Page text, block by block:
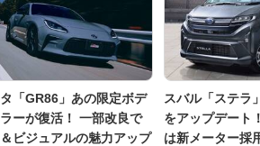
タ「GR86」あの限定ボデ
ーが復活！ 一部改良で
ビジュアルの魅力アップ
スバル「ステラ
をアップデート
は新メーター採